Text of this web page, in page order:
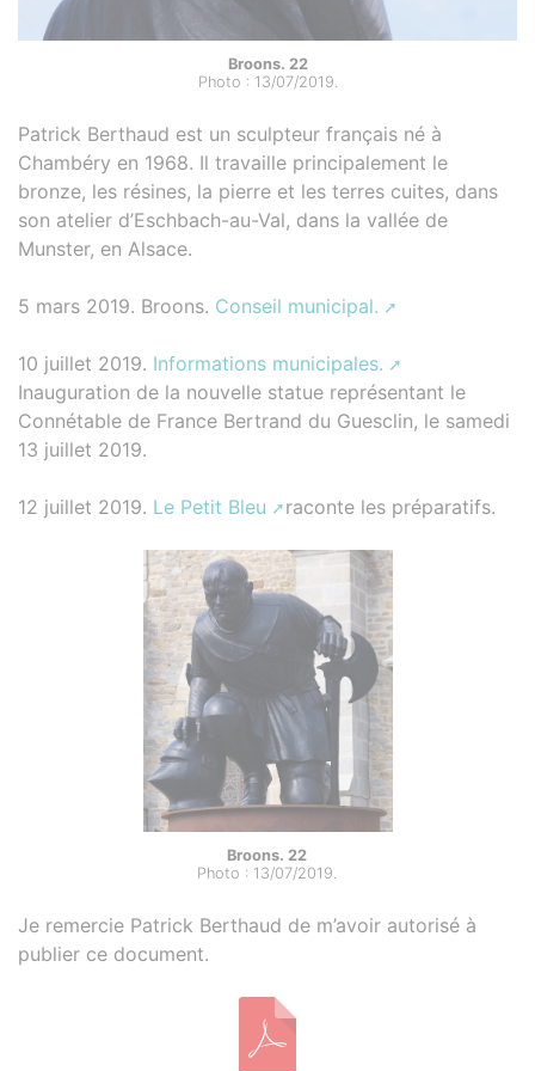
Broons. 22
Photo : 13/07/2019.
Patrick Berthaud est un sculpteur français né à
Chambéry en 1968. Il travaille principalement le
bronze, les résines, la pierre et les terres cuites, dans
son atelier d’Eschbach-au-Val, dans la vallée de
Munster, en Alsace.
5 mars 2019. Broons. Conseil municipal.
10 juillet 2019. Informations municipales.
Inauguration de la nouvelle statue représentant le
Connétable de France Bertrand du Guesclin, le samedi
13 juillet 2019.
12 juillet 2019. Le Petit Bleu raconte les préparatifs.
Broons. 22
Photo : 13/07/2019.
Je remercie Patrick Berthaud de m’avoir autorisé à
publier ce document.